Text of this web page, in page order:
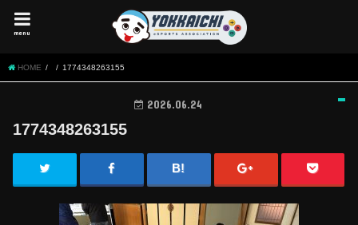
menu
HOME 1774348263155
2026.06.24
1774348263155